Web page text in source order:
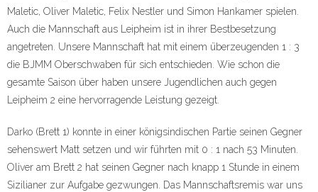
Maletic, Oliver Maletic, Felix Nestler und Simon Hankamer spielen.
Auch die Mannschaft aus Leipheim ist in ihrer Bestbesetzung
angetreten. Unsere Mannschaft hat mit einem überzeugenden 1 : 3
die BJMM Oberschwaben für sich entschieden. Wie schon die
gesamte Saison über haben unsere Jugendlichen auch gegen
Leipheim 2 eine hervorragende Leistung gezeigt.
Darko (Brett 1) konnte in einer königsindischen Partie seinen Gegner
sehenswert Matt setzen und wir führten mit 0 : 1 nach 53 Minuten.
Oliver am Brett 2 hat seinen Gegner nach knapp 1 Stunde in einem
Sizilianer zur Aufgabe gezwungen. Das Mannschaftsremis war uns